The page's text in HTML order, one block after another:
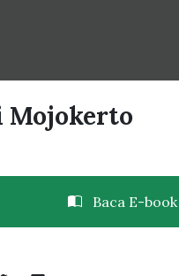
Mojokerto
Baca E-book